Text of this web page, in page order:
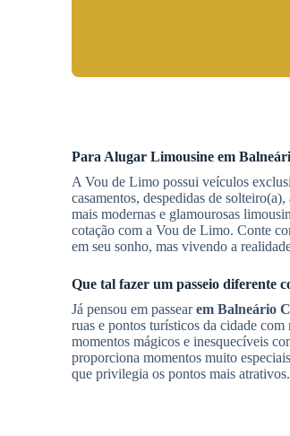
Para Alugar Limousine em
A Vou de Limo possui veículos
casamentos, despedidas de
mais modernas e glamourosas
cotação com a Vou de Limo. Conte
em seu sonho, mas vivendo a
Que tal fazer um passeio diferente
Já pensou em passearem Balneário
ruas e pontos turísticos da cidade
momentos mágicos e inesquecíveis
proporciona momentos muito
que privilegia os pontos mais atrativos.